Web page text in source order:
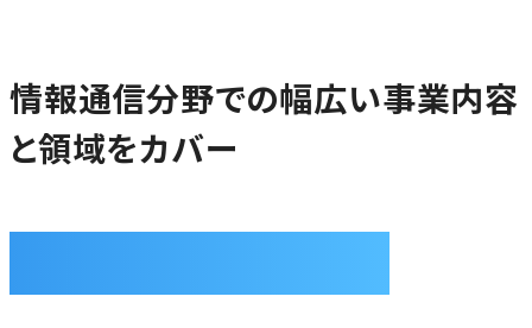
情報通信分野での幅広い事業内容
と領域をカバー